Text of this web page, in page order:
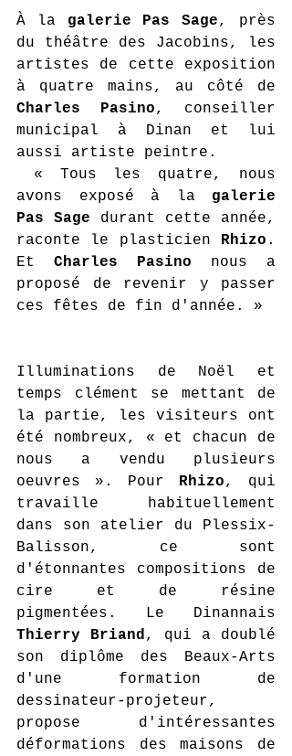
À la galerie Pas Sage, près
du théâtre des Jacobins, les
artistes de cette exposition
Charles Pasino, conseiller
municipal à Dinan et lui
aussi artiste peintre.
avons exposé à la galerie
Pas Sage durant cette année,
raconte le plasticien Rhizo .
Et Charles Pasino nous a
proposé de revenir y passer
ces fêtes de fin d'année. »
Illuminations de Noël et
temps clément se mettant de
la partie, les visiteurs ont
été nombreux, « et chacun de
nous a vendu plusieurs
oeuvres ». Pour Rhizo, qui
travaille habituellement
dans son atelier du Plessix-
Balisson, ce sont
d'étonnantes compositions de
cire et de résine
Thierry Briand, qui a doublé
son diplôme des Beaux-Arts
d'une formation de
dessinateur-projeteur,
propose d'intéressantes
déformations des maisons de